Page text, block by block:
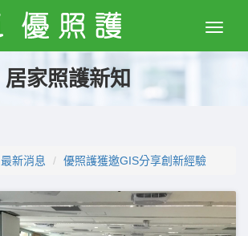
Toggle
居家照護新知
最新消息 優照護獲邀GIS分享創新經驗